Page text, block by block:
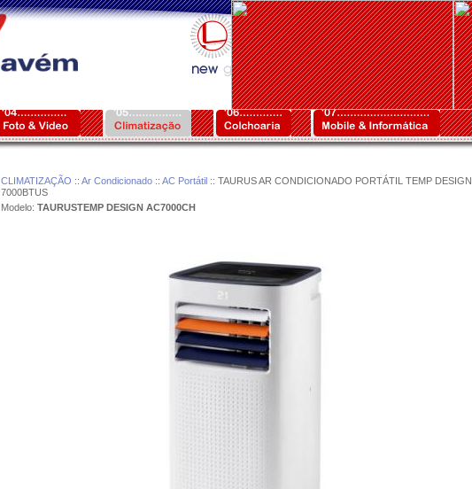
CLIMATIZAÇÃO :: Ar Condicionado:: AC Portátil:: TAURUS AR CONDICIONADO PORTÁTIL TEMP DESIGN
7000BTUS
Modelo: TAURUSTEMP DESIGN AC7000CH